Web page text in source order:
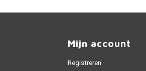
Mijn account
Registreren